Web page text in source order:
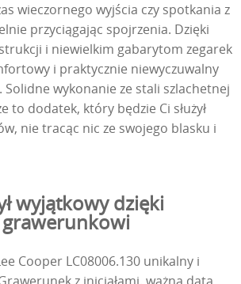
wieczornego wyjścia czy spotkania z
przyciągając spojrzenia. Dzięki
i niewielkim gabarytom zegarek
i praktycznie niewyczuwalny
Solidne wykonanie ze stali szlachetnej
to dodatek, który będzie Ci służył
nie tracąc nic ze swojego blasku i
wyjątkowy dzięki
Cooper LC08006.130 unikalny i